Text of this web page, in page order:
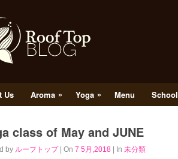
Us Aroma » Yoga » Menu School
class of May and JUNE
by ルーフトップ| On 7 5月,2018| In 未分類